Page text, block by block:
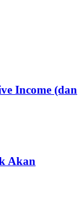
Income (dan
Akan